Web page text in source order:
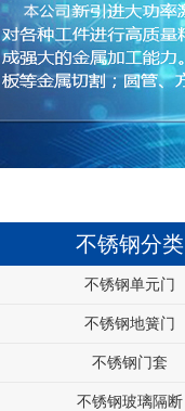
不锈钢分类
不锈钢单元门
不锈钢地簧门
不锈钢门套
不锈钢玻璃隔断